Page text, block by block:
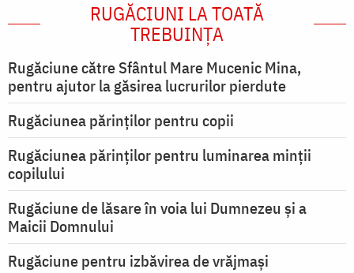
RUGĂCIUNI LA TOATĂ
TREBUINȚA
Rugăciune către Sfântul Mare Mucenic Mina,
pentru ajutor la găsirea lucrurilor pierdute
Rugăciunea părinților pentru copii
Rugăciunea părinților pentru luminarea minţii
copilului
Rugăciune de lăsare în voia lui Dumnezeu şi a
Maicii Domnului
Rugăciune pentru izbăvirea de vrăjmași